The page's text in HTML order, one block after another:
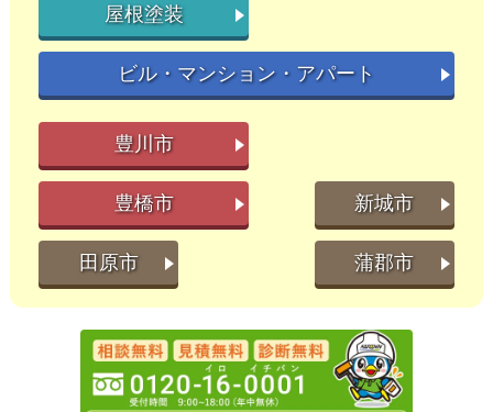
屋根塗装
ビル・マンション・アパート
豊川市
豊橋市 新城市
田原市 蒲郡市